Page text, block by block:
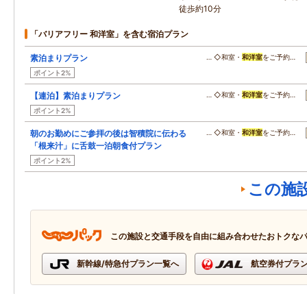
徒歩約10分
「バリアフリー 和洋室」を含む宿泊プラン
素泊まりプラン
ポイント2%
… ◇和室・ 和洋室をご予約…
【連泊】素泊まりプラン
ポイント2%
… ◇和室・ 和洋室をご予約…
朝のお勤めにご参拝の後は智積院に伝わる
「根来汁」に舌鼓一泊朝食付プラン
ポイント2%
… ◇和室・ 和洋室をご予約…
この施
この施設と交通手段を自由に組み合わせたおトクな
新幹線/特急付プラン一覧へ 航空券付プラ